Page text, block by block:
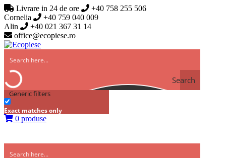
Livrare in 24 de ore
+40 758 255 506
Cornelia
+40 759 040 009
Alin
+40 021 367 31 14
office@ecopiese.ro
Search
Generic filters
Exact matches only
0 produse